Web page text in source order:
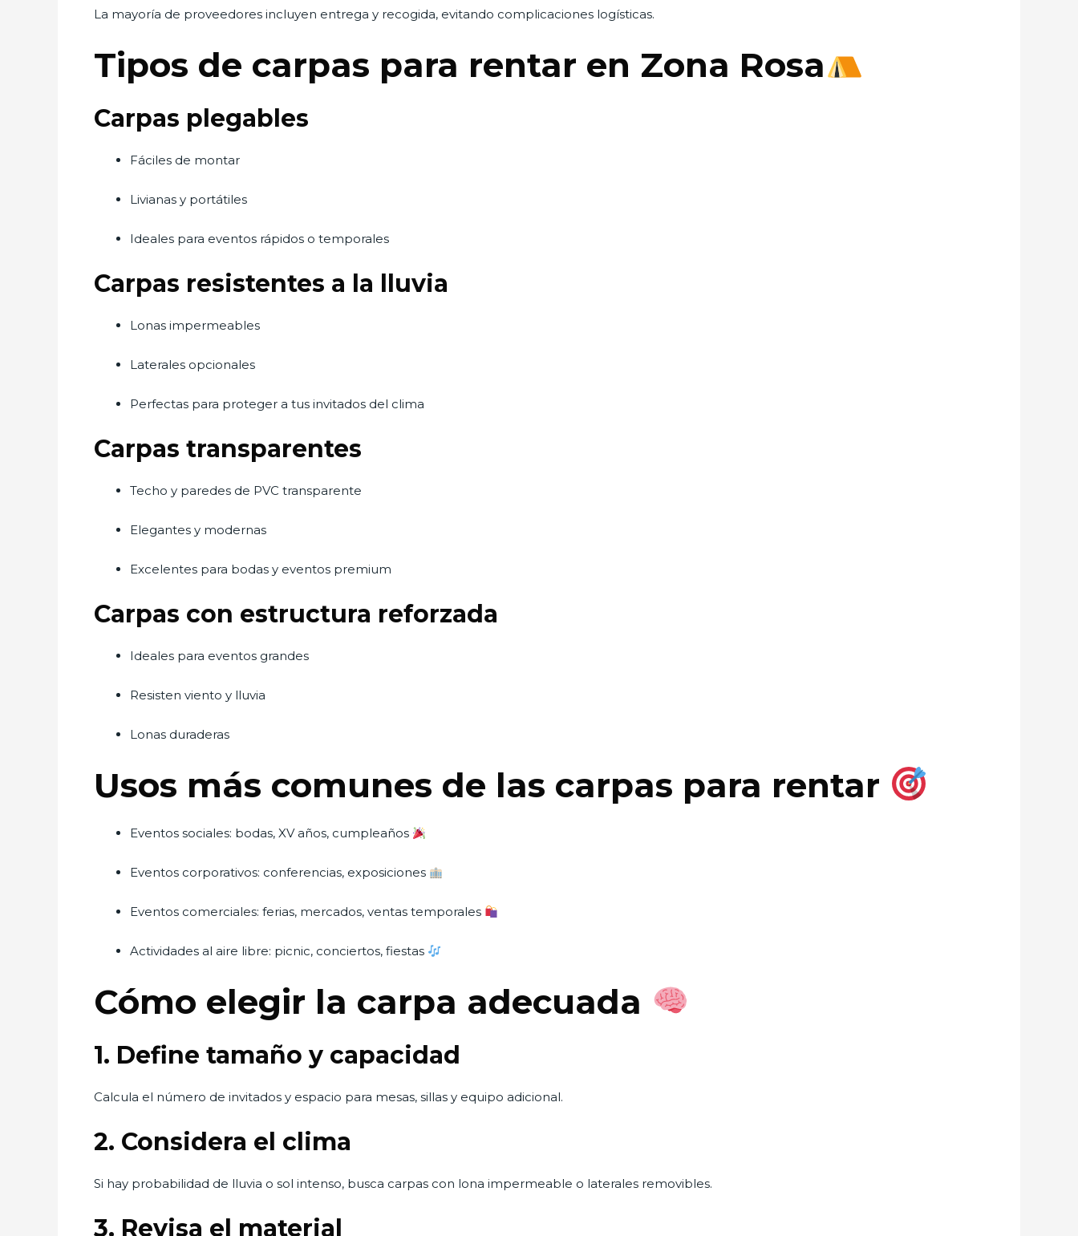
La mayoría de proveedores incluyen entrega y recogida, evitando complicaciones logísticas.
Tipos de carpas para rentar en Zona Rosa
Carpas plegables
Fáciles de montar
Livianas y portátiles
Ideales para eventos rápidos o temporales
Carpas resistentes a la lluvia
Lonas impermeables
Laterales opcionales
Perfectas para proteger a tus invitados del clima
Carpas transparentes
Techo y paredes de PVC transparente
Elegantes y modernas
Excelentes para bodas y eventos premium
Carpas con estructura reforzada
Ideales para eventos grandes
Resisten viento y lluvia
Lonas duraderas
Usos más comunes de las carpas para rentar
Eventos sociales: bodas, XV años, cumpleaños
Eventos corporativos: conferencias, exposiciones
Eventos comerciales: ferias, mercados, ventas temporales
Actividades al aire libre: picnic, conciertos, fiestas
Cómo elegir la carpa adecuada
1. Define tamaño y capacidad
Calcula el número de invitados y espacio para mesas, sillas y equipo adicional.
2. Considera el clima
Si hay probabilidad de lluvia o sol intenso, busca carpas con lona impermeable o laterales removibles.
3. Revisa el material